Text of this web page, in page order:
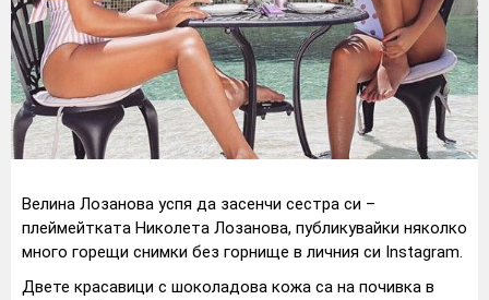
Велина Лозанова успя да засенчи сестра си –
плеймейтката Николета Лозанова, публикувайки няколко
много горещи снимки без горнище в личния си Instagram.
Двете красавици с шоколадова кожа са на почивка в